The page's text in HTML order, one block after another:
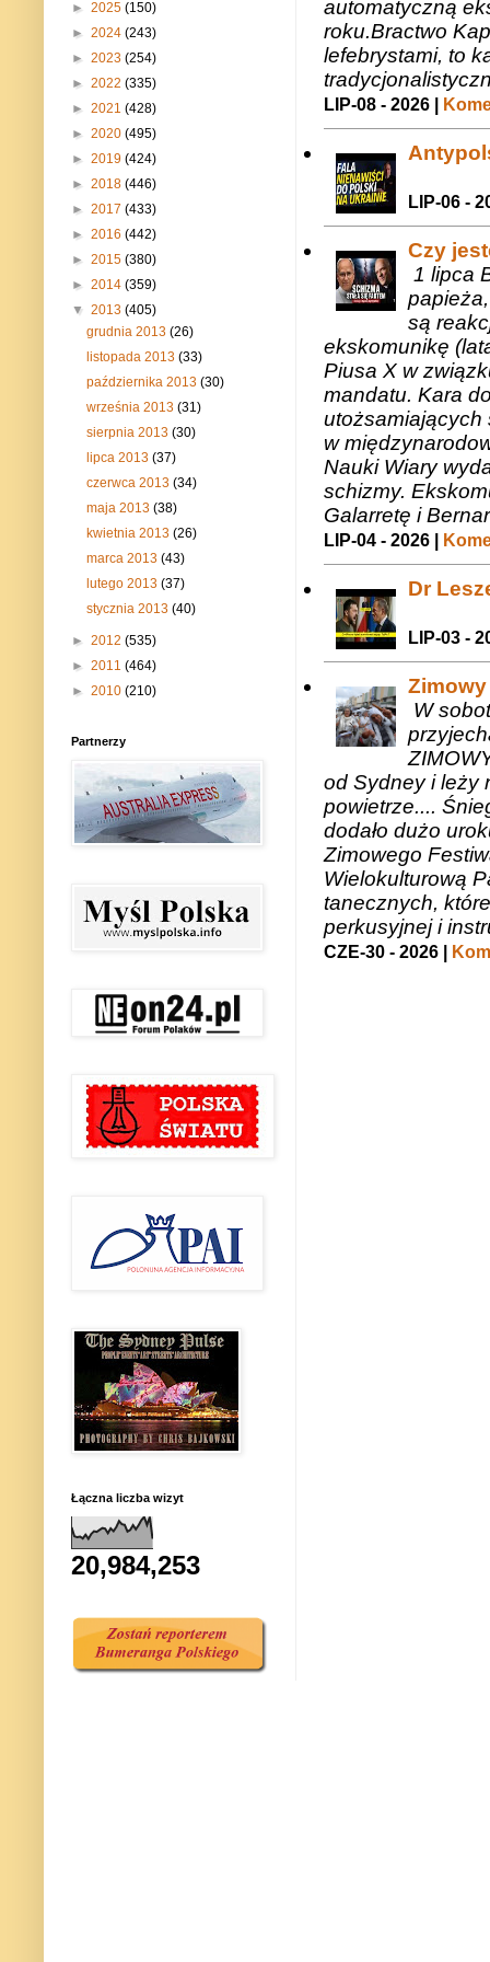
automatyczną
roku.Bractwo
lefebrystami, to
LIP-08 - 2026 |
LIP-06 -
Czy
1 lipca
są
ekskomunikę
Piusa X w
mandatu. Kara
utożsamiających
w
Nauki Wiary
schizmy.
Galarretę i
LIP-04 - 2026 |
Dr
LIP-03 -
W
od Sydney i leży
powietrze....
dodało dużo
Zimowego
Wielokulturową
tanecznych,
perkusyjnej i
CZE-30 - 2026 |
► 2025 (150)
► 2024 (243)
► 2023 (254)
► 2022 (335)
► 2021 (428)
► 2020 (495)
► 2019 (424)
► 2018 (446)
► 2017 (433)
► 2016 (442)
► 2015 (380)
► 2014 (359)
▼ 2013 (405)
grudnia 2013(26)
listopada 2013(33)
października 2013(30)
września 2013(31)
sierpnia 2013(30)
lipca 2013(37)
czerwca 2013(34)
maja 2013(38)
kwietnia 2013(26)
marca 2013(43)
lutego 2013(37)
stycznia 2013(40)
► 2012 (535)
► 2011 (464)
► 2010 (210)
Partnerzy
Łączna liczba wizyt
20,984,253